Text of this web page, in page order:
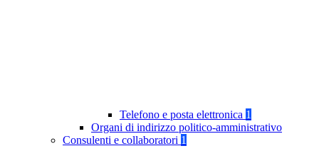
Telefono e posta elettronica 1
Organi di indirizzo politico-amministrativo
Consulenti e collaboratori 1